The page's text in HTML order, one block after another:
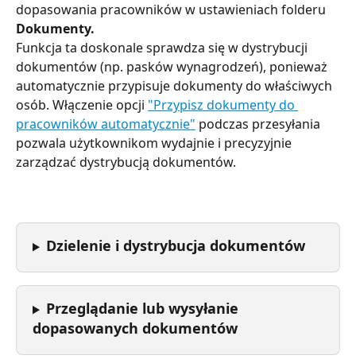
dopasowania pracowników w ustawieniach folderu
Dokumenty.
Funkcja ta doskonale sprawdza się w dystrybucji
dokumentów (np. pasków wynagrodzeń), ponieważ
automatycznie przypisuje dokumenty do właściwych
osób. Włączenie opcji "Przypisz dokumenty do
pracowników automatycznie" podczas przesyłania
pozwala użytkownikom wydajnie i precyzyjnie
zarządzać dystrybucją dokumentów.
Dzielenie i dystrybucja dokumentów
Przeglądanie lub wysyłanie
dopasowanych dokumentów